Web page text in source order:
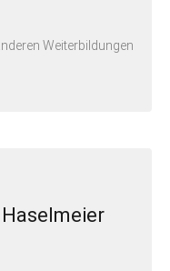
Weiterbildungen
Haselmeier